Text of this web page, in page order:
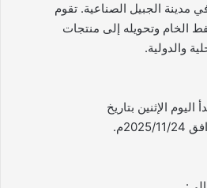
مدينة الجبيل الصناعية. تقوم
الخام وتحويله إلى منتجات
والدولية.
اليوم الإثنين بتاريخ